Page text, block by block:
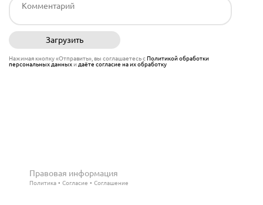
Загрузить
Нажимая кнопку «Отправить», вы соглашаетесь сПолитикой обработки
персональных данныхи даёте согласие на их обработку
Правовая информация
Политика Согласие Соглашение